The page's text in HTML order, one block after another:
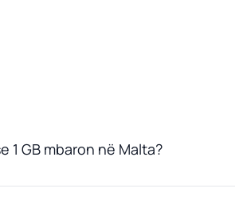
1 GB mbaron në Malta?